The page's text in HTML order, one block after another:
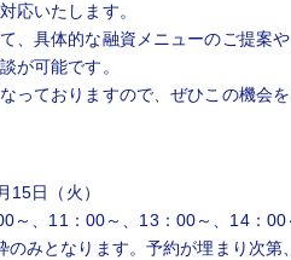
応いたします。
、具体的な融資メニューのご提案
が可能です。
っておりますので、ぜひこの機会を
日（火）
、11：00～、13：00～、14：00
ます。予約が埋まり次第、